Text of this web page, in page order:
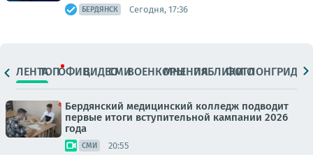
БЕРДЯНСК Сегодня, 17:36
ЛЕНТАТОПОФИЦ.ВИДЕОСМИВОЕНКОРЫМНЕНИЯПАБЛИКИ
ФОТОЛОНГРИДЫ
Бердянский медицинский колледж подводит
первые итоги вступительной кампании 2026
года
СМИ 20:55